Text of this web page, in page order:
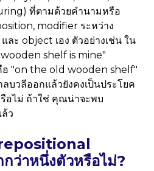
ที่ตามด้วยคำนามหรือ
modifier ระหว่าง
ะ object เอง ตัวอย่างเช่น ใน
shelf is mine"
"on the old wooden shelf"
บวลีออกแล้วยังคงเป็นประโยค
อไม่ ถ้าใช่ คุณน่าจะพบ
ว
ว่าหนึ่งตัวหรือไม่?